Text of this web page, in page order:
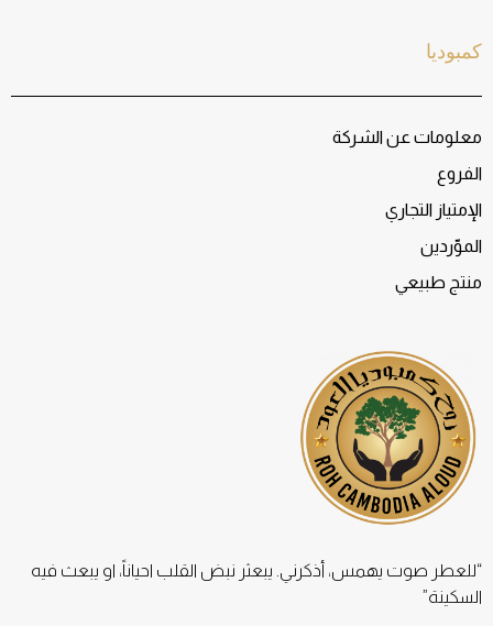
“للعطر صوت يهمس، أذكرني. يبعثر نبض القلب احياناً، او يبعث فيه
السكينة”
كمبوديا
معلومات عن الشركة
الفروع
الإمتياز التجاري
الموّردين
منتج طبيعي